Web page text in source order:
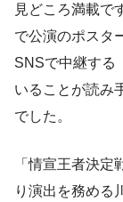
見どころ満載で
で公演のポスタ
SNSで中継する
いることが読み
でした。
「情宣王者決
り演出を務める